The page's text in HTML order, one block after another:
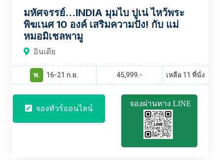
มหัศจรรย์...INDIA มุมไบ ปูเน่ ไหว้พระ
พิฆเนศ 10 องค์ เสริมความปัง! กับ แม่
หมอมิเชลพามู
อินเดีย
พ. 16-21 ก.ย. 45,999.- เหลือ 11 ที่นั่ง
จองทัวร์ออนไลน์ จองผ่านทาง LINE